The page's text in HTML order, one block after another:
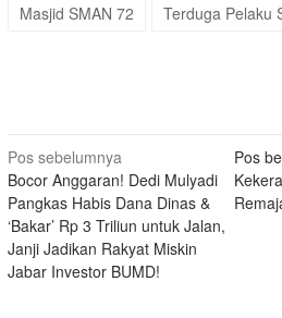
Masjid SMAN 72
Terduga Pelaku
Navigasi
pos
Pos sebelumnya
Bocor Anggaran! Dedi Mulyadi
Pangkas Habis Dana Dinas &
‘Bakar’ Rp 3 Triliun untuk Jalan,
Janji Jadikan Rakyat Miskin
Jabar Investor BUMD!
Pos